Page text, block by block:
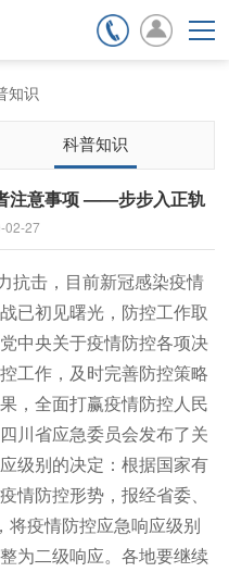
知识
科普知识
注意事项 ——步步入正轨
02-27
抗击，目前新冠感染疫情
已初见曙光，防控工作取
中央关于疫情防控各项决
工作，及时完善防控策略
，全面打赢疫情防控人民
川省应急委员会发布了关
级别的决定：根据国家有
情防控形势，报经省委、
将疫情防控应急响应级别
为二级响应。各地要继续